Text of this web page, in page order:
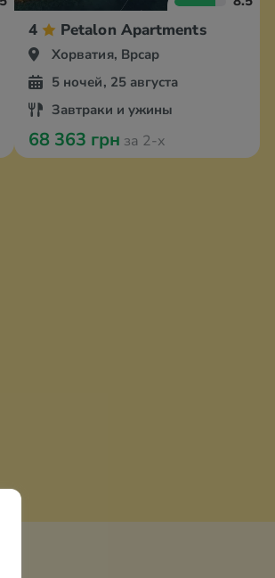
4 Petalon Apartments
Хорватия, Врсар
5 ночей, 25 августа
Завтраки и ужины
68 363 грн за 2-х